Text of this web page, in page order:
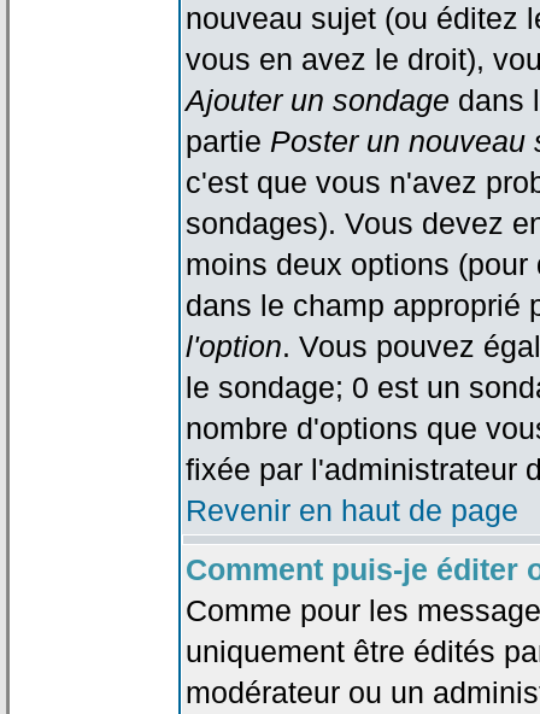
nouveau sujet (ou éditez
vous en avez le droit),
Ajouter un sondage dans
partie Poster un nouveau
c'est que vous n'avez
sondages). Vous devez
moins deux options
dans le champ
l'option. Vous pouvez
le sondage; 0 est un
nombre d'options que
fixée par l'administrateur
Revenir en haut de page
Comment puis-je éditer
Comme pour les
uniquement être édités
modérateur ou un